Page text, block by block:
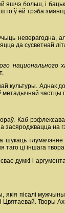
больш, і
ў ёй трэба
неверагодна,
да
национального
культуры. Аднак
Каб
шукаць тлумачэнне
таго ці іншага
думкі і
пісалі
Творы